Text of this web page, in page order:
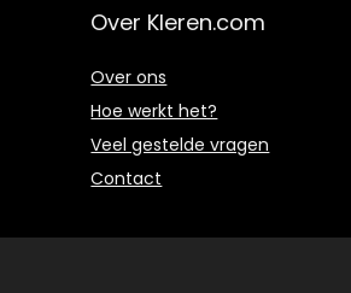
Over Kleren.com
Over ons
Hoe werkt het?
Veel gestelde vragen
Contact